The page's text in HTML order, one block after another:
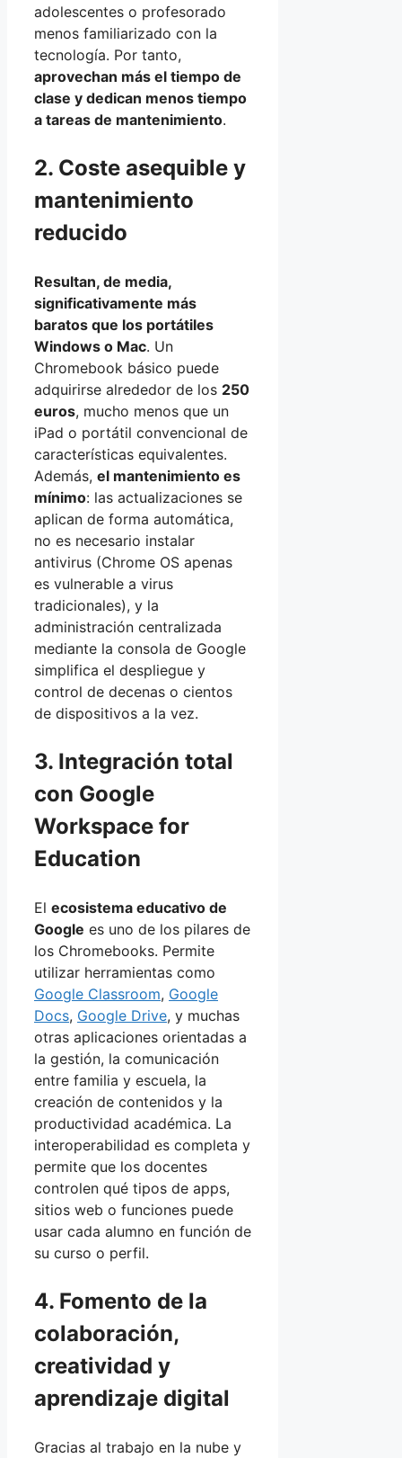
adolescentes o profesorado
menos familiarizado con la
tecnología. Por tanto,
aprovechan más el tiempo de
clase y dedican menos tiempo
a tareas de mantenimiento.
2. Coste asequible y
mantenimiento
reducido
Resultan, de media,
significativamente más
baratos que los portátiles
Windows o Mac. Un
Chromebook básico puede
adquirirse alrededor de los 250
euros, mucho menos que un
iPad o portátil convencional de
características equivalentes.
Además, el mantenimiento es
mínimo: las actualizaciones se
aplican de forma automática,
no es necesario instalar
antivirus (Chrome OS apenas
es vulnerable a virus
tradicionales), y la
administración centralizada
mediante la consola de Google
simplifica el despliegue y
control de decenas o cientos
de dispositivos a la vez.
3. Integración total
con Google
Workspace for
Education
El ecosistema educativo de
Google es uno de los pilares de
los Chromebooks. Permite
utilizar herramientas como
Google Classroom, Google
Docs, Google Drive, y muchas
otras aplicaciones orientadas a
la gestión, la comunicación
entre familia y escuela, la
creación de contenidos y la
productividad académica. La
interoperabilidad es completa y
permite que los docentes
controlen qué tipos de apps,
sitios web o funciones puede
usar cada alumno en función de
su curso o perfil.
4. Fomento de la
colaboración,
creatividad y
aprendizaje digital
Gracias al trabajo en la nube y